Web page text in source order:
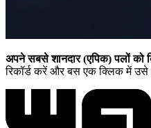
अपने सबसे शानदार (एपिक) पलों को
रिकॉर्ड करें और बस एक क्लिक में